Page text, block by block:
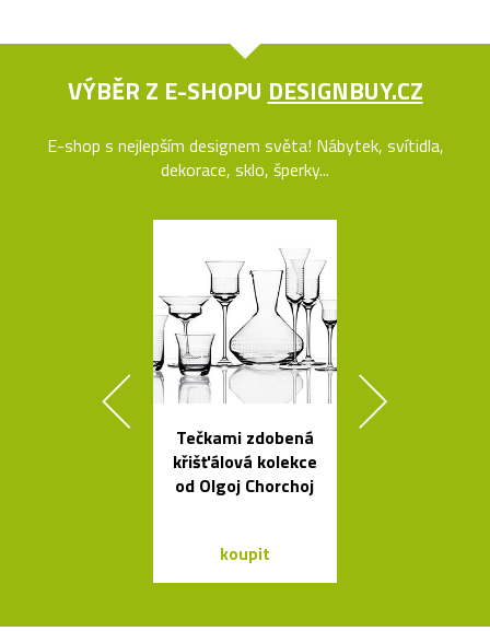
VÝBĚR Z E-SHOPU DESIGNBUY.CZ
E-shop s nejlepším designem světa! Nábytek, svítidla,
dekorace, sklo, šperky...
Tečkami zdobená
křišťálová kolekce
od Olgoj Chorchoj
koupit